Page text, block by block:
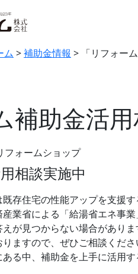
ム >補助金情報 > 「リフォー
補助金活
フォームショップ
相談実施中
既存住宅の性能アップを支援
産業省による「給湯省エネ事
が見つからない場合があり
ますので、ぜひご相談くださ
る中、補助金を上手に活用